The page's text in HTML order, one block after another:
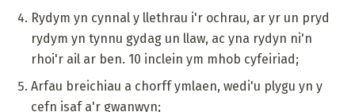
Rydym yn cynnal y llethrau i'r ochrau, ar yr un pryd
rydym yn tynnu gydag un llaw, ac yna rydyn ni'n
rhoi'r ail ar ben. 10 inclein ym mhob cyfeiriad;
Arfau breichiau a chorff ymlaen, wedi'u plygu yn y
cefn isaf a'r gwanwyn;